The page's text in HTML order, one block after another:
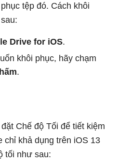
tệp đó. Cách khôi
Drive for iOS.
khôi phục, hãy chạm
.
Chế độ Tối để tiết kiệm
chỉ khả dụng trên iOS 13
tối như sau: